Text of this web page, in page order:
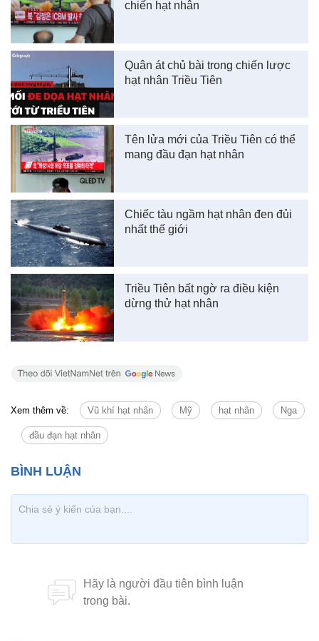
chiến hạt nhân
Quân át chủ bài trong chiến lược
hạt nhân Triều Tiên
Tên lửa mới của Triều Tiên có thể
mang đầu đạn hạt nhân
Chiếc tàu ngầm hạt nhân đen đủi
nhất thế giới
Triều Tiên bất ngờ ra điều kiện
dừng thử hạt nhân
Xem thêm về: Vũ khí hạt nhân Mỹ hạt nhân Nga
đầu đạn hạt nhân